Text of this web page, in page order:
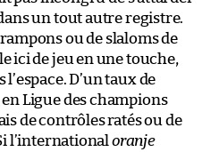
un tout autre registre.
ou de slaloms de
ici de jeu en une touche,
l’espace. D’un taux de
en Ligue des champions
de contrôles ratés ou de
l’international oranje